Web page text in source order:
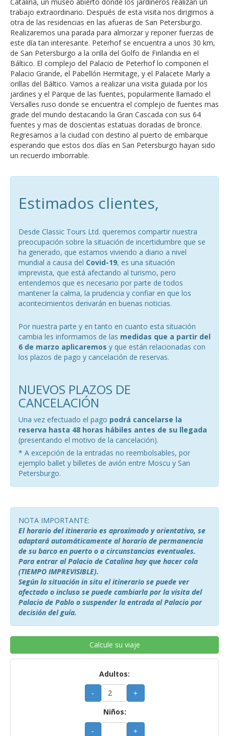
trabajo extraordinario. Después de esta visita nos dirigimos a
otra de las residencias en las afueras de San Petersburgo.
Realizaremos una parada para almorzar y reponer fuerzas de
este día tan interesante. Peterhof se encuentra a unos 30 km,
de San Petersburgo a la orilla del Golfo de Finlandia en el
Báltico. El complejo del Palacio de Peterhof lo componen el
Palacio Grande, el Pabellón Hermitage, y el Palacete Marly a
orillas del Báltico. Vamos a realizar una visita guiada por los
jardines y el Parque de las fuentes, popularmente llamado el
Versalles ruso donde se encuentra el complejo de fuentes mas
grade del mundo destacando la Gran Cascada con sus 64
fuentes y mas de doscientas estatuas doradas de bronce.
Regresamos a la ciudad con destino al puerto de embarque
esperando que estos dos días en San Petersburgo hayan sido
un recuerdo imborrable.
Estimados clientes,
Desde Classic Tours Ltd. queremos compartir nuestra
preocupación sobre la situación de incertidumbre que se
ha generado, que estamos viviendo a diario a nivel
mundial a causa del Covid-19, es una situación
imprevista, que está afectando al turismo, pero
entendemos que es necesario por parte de todos
mantener la calma, la prudencia y confiar en que los
acontecimientos derivarán en buenas noticias.
Por nuestra parte y en tanto en cuanto esta situación
cambia les informamos de las medidas que a partir del
6 de marzo aplicaremos y que están relacionadas con
los plazos de pago y cancelación de reservas.
NUEVOS PLAZOS DE
CANCELACIÓN
Una vez efectuado el pago podrá cancelarse la
reserva hasta 48 horas hábiles antes de su llegada
(presentando el motivo de la cancelación).
* A excepción de la entradas no reembolsables, por
ejemplo ballet y billetes de avión entre Moscu y San
Petersburgo.
NOTA IMPORTANTE:
El horario del itinerario es aproximado y orientativo, se
adaptará automáticamente al horario de permanencia
de su barco en puerto o a circunstancias eventuales.
Para entrar al Palacio de Catalina hay que hacer cola
(TIEMPO IMPREVISIBLE).
Según la situación in situ el itinerario se puede ver
afectado o incluso se puede cambiarla por la visita del
Palacio de Pablo o suspender la entrada al Palacio por
decisión del guía.
Calcule su viaje
Adultos:
- +
Niños:
- +